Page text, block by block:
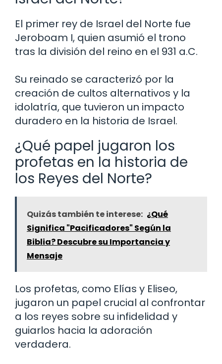
El primer rey de Israel del Norte fue
Jeroboam I, quien asumió el trono
tras la división del reino en el 931 a.C.
Su reinado se caracterizó por la
creación de cultos alternativos y la
idolatría, que tuvieron un impacto
duradero en la historia de Israel.
¿Qué papel jugaron los
profetas en la historia de
los Reyes del Norte?
Quizás también te interese: ¿Qué
Significa "Pacificadores" Según la
Biblia? Descubre su Importancia y
Mensaje
Los profetas, como Elías y Eliseo,
jugaron un papel crucial al confrontar
a los reyes sobre su infidelidad y
guiarlos hacia la adoración
verdadera.